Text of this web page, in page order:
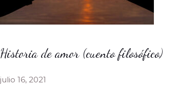
Historia de amor (cuento filosófico)
julio 16, 2021